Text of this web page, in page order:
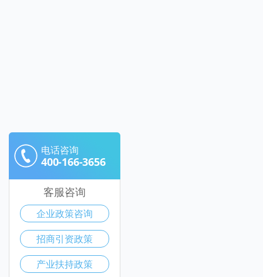
电话咨询
400-166-3656
客服咨询
企业政策咨询
招商引资政策
产业扶持政策